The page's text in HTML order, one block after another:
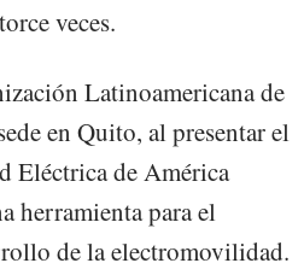
veces.
Latinoamericana de
en Quito, al presentar el
de América
herramienta para el
de la electromovilidad.